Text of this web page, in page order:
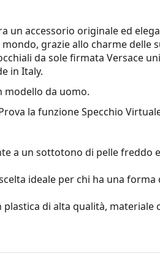
un accessorio originale ed
grazie allo charme delle
da sole firmata Versace
in Italy.
modello da uomo.
la funzione Specchio
a un sottotono di pelle freddo
ideale per chi ha una forma
di alta qualità, materiale
il contrasto o distorcere i